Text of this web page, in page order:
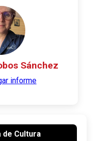
Sánchez
informe
Cultura